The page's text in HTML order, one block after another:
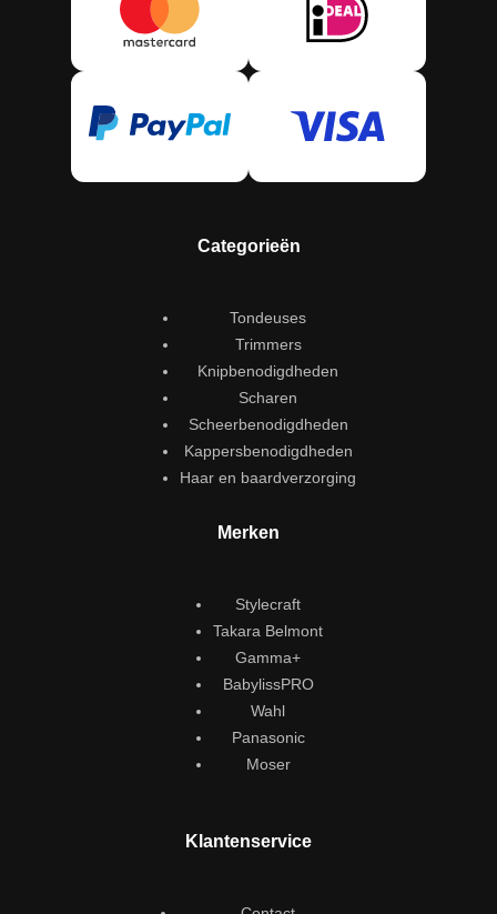
Categorieën
Tondeuses
Trimmers
Knipbenodigdheden
Scharen
Scheerbenodigdheden
Kappersbenodigdheden
Haar en baardverzorging
Merken
Stylecraft
Takara Belmont
Gamma+
BabylissPRO
Wahl
Panasonic
Moser
Klantenservice